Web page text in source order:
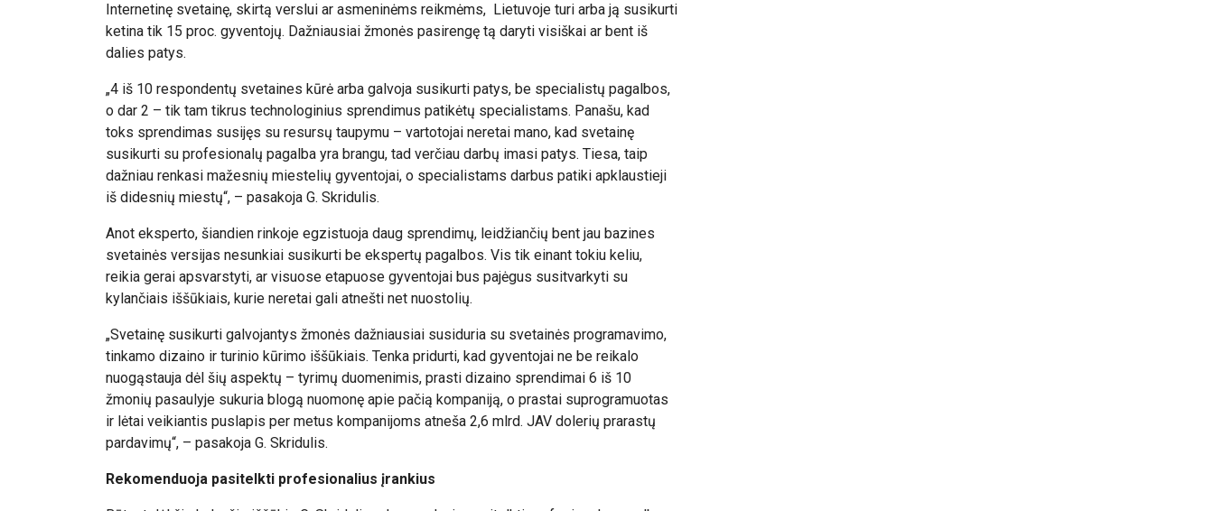
Internetinę svetainę, skirtą verslui ar asmeninėms reikmėms, Lietuvoje turi arba ją susikurti
ketina tik 15 proc. gyventojų. Dažniausiai žmonės pasirengę tą daryti visiškai ar bent iš
dalies patys.
„4 iš 10 respondentų svetaines kūrė arba galvoja susikurti patys, be specialistų pagalbos,
o dar 2 – tik tam tikrus technologinius sprendimus patikėtų specialistams. Panašu, kad
toks sprendimas susijęs su resursų taupymu – vartotojai neretai mano, kad svetainę
susikurti su profesionalų pagalba yra brangu, tad verčiau darbų imasi patys. Tiesa, taip
dažniau renkasi mažesnių miestelių gyventojai, o specialistams darbus patiki apklaustieji
iš didesnių miestų“, – pasakoja G. Skridulis.
Anot eksperto, šiandien rinkoje egzistuoja daug sprendimų, leidžiančių bent jau bazines
svetainės versijas nesunkiai susikurti be ekspertų pagalbos. Vis tik einant tokiu keliu,
reikia gerai apsvarstyti, ar visuose etapuose gyventojai bus pajėgus susitvarkyti su
kylančiais iššūkiais, kurie neretai gali atnešti net nuostolių.
„Svetainę susikurti galvojantys žmonės dažniausiai susiduria su svetainės programavimo,
tinkamo dizaino ir turinio kūrimo iššūkiais. Tenka pridurti, kad gyventojai ne be reikalo
nuogąstauja dėl šių aspektų – tyrimų duomenimis, prasti dizaino sprendimai 6 iš 10
žmonių pasaulyje sukuria blogą nuomonę apie pačią kompaniją, o prastai suprogramuotas
ir lėtai veikiantis puslapis per metus kompanijoms atneša 2,6 mlrd. JAV dolerių prarastų
pardavimų“, – pasakoja G. Skridulis.
Rekomenduoja pasitelkti profesionalius įrankius